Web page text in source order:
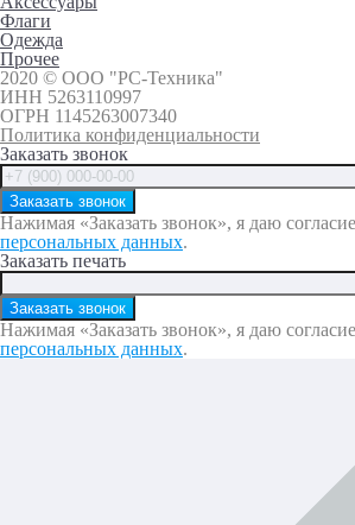
Флаги
Одежда
Прочее
2020 © ООО "РС-Техника"
ИНН 5263110997
ОГРН 1145263007340
Политика конфиденциальности
Заказать звонок
Нажимая «Заказать звонок», я даю
персональных данных.
Заказать печать
Нажимая «Заказать звонок», я даю
персональных данных.